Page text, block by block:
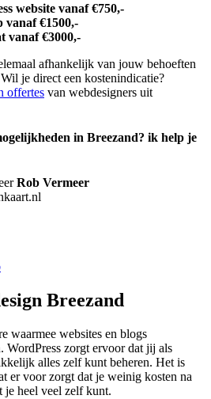
website vanaf €750,-
vanaf €1500,-
vanaf €3000,-
afhankelijk van jouw behoeften
je direct een kostenindicatie?
offertes van webdesigners uit
in Breezand? ik help je
Rob Vermeer
Breezand
waarmee websites en blogs
zorgt ervoor dat jij als
alles zelf kunt beheren. Het is
er voor zorgt dat je weinig kosten na
heel veel zelf kunt.